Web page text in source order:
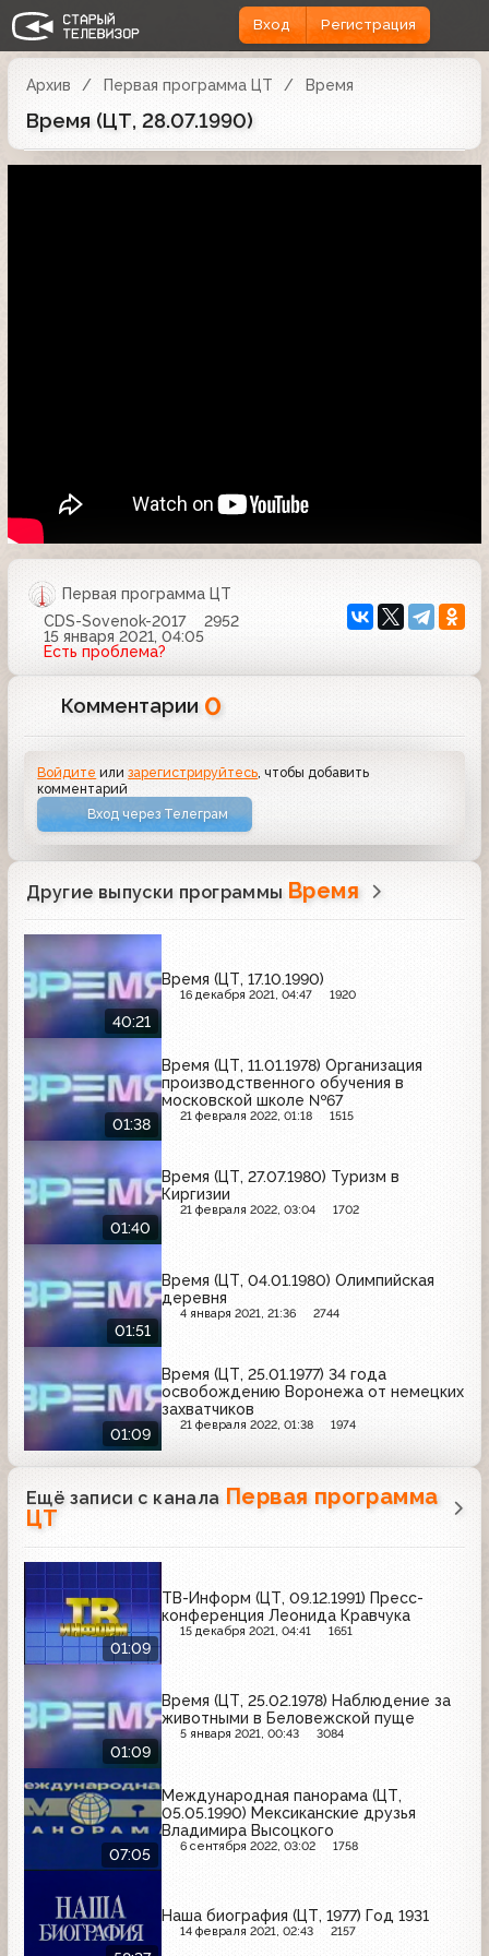
Вход Регистрация
Архив Первая программа ЦТ Время
Время (ЦТ, 28.07.1990)
Первая программа ЦТ
CDS-Sovenok-2017
2952
15 января 2021, 04:05
Есть проблема?
Комментарии 0
Войдите илизарегистрируйтесь , чтобы добавить
комментарий
Вход через Телеграм
Другие выпуски программы Время
40:21
Время (ЦТ, 17.10.1990)
16 декабря 2021, 04:47 1920
01:38
Время (ЦТ, 11.01.1978) Организация
производственного обучения в
московской школе №67
21 февраля 2022, 01:18 1515
01:40
Время (ЦТ, 27.07.1980) Туризм в
Киргизии
21 февраля 2022, 03:04 1702
01:51
Время (ЦТ, 04.01.1980) Олимпийская
деревня
4 января 2021, 21:36 2744
01:09
Время (ЦТ, 25.01.1977) 34 года
освобождению Воронежа от немецких
захватчиков
21 февраля 2022, 01:38 1974
Ещё записи с канала Первая программа
ЦТ
01:09
ТВ-Информ (ЦТ, 09.12.1991) Пресс-
конференция Леонида Кравчука
15 декабря 2021, 04:41 1651
01:09
Время (ЦТ, 25.02.1978) Наблюдение за
животными в Беловежской пуще
5 января 2021, 00:43 3084
07:05
Международная панорама (ЦТ,
05.05.1990) Мексиканские друзья
Владимира Высоцкого
6 сентября 2022, 03:02 1758
Наша биография (ЦТ, 1977) Год 1931
14 февраля 2021, 02:43 2157